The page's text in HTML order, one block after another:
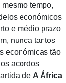
tempo,
económicos
e médio prazo
nunca tantos
económicas tão
acordos
de A África